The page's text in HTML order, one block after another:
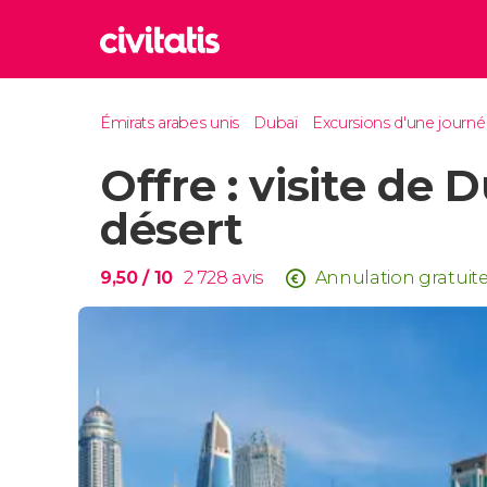
Rome
Italie
Maroc
Émirats arabes unis Dubaï Excursions d'une
Offre : visite de
désert
9,50/ 10 2 728 avis Annulation gratuite